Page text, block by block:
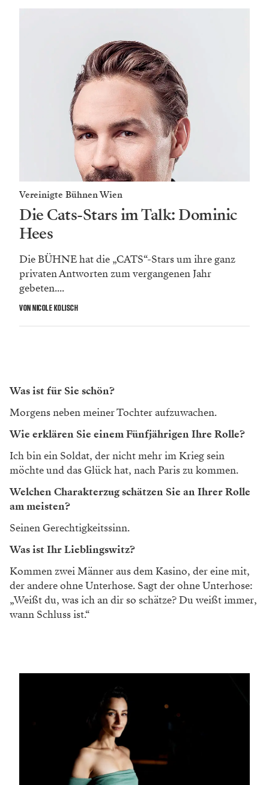
Vereinigte Bühnen Wien
Die Cats-Stars im Talk: Dominic
Hees
Die BÜHNE hat die „CATS“-Stars um ihre ganz
privaten Antworten zum vergangenen Jahr
gebeten....
VON NICOLE KOLISCH
Was ist für Sie schön?
Morgens neben meiner Tochter aufzuwachen.
Wie erklären Sie einem Fünfjährigen Ihre Rolle?
Ich bin ein Soldat, der nicht mehr im Krieg sein
möchte und das Glück hat, nach Paris zu kommen.
Welchen Charakterzug schätzen Sie an Ihrer Rolle
am meisten?
Seinen Gerechtigkeitssinn.
Was ist Ihr Lieblingswitz?
Kommen zwei Männer aus dem Kasino, der eine mit,
der andere ohne Unterhose. Sagt der ohne Unterhose:
„Weißt du, was ich an dir so schätze? Du weißt immer,
wann Schluss ist.“